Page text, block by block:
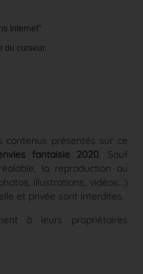
Internet"
du curseur.
contenus présentés sur ce
fantaisie 2020. Sauf
la reproduction ou
illustrations, vidéos...)
et privée sont interdites.
à leurs propriétaires